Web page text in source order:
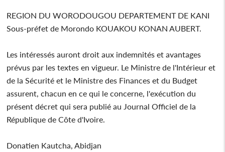
REGION DU WORODOUGOU DEPARTEMENT DE KANI
Sous-préfet de Morondo KOUAKOU KONAN AUBERT.
Les intéressés auront droit aux indemnités et avantages
prévus par les textes en vigueur. Le Ministre de l'Intérieur et
de la Sécurité et le Ministre des Finances et du Budget
assurent, chacun en ce qui le concerne, l'exécution du
présent décret qui sera publié au Journal Officiel de la
République de Côte d'Ivoire.
Donatien Kautcha, Abidjan